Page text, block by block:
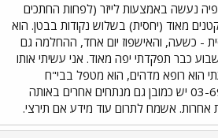
נעשה באמצעות לייזר (לפחות החתכים
מאוד (יחסית) בשלוש נקודות בבטן. הוא
- כשעה, והאישפוז יום אחד, ההחלמה גם
כבר תפקדתי יפה מאוד. אני עשיתי אותו
הוא רופא מדהים, הוא מטפל בבי"ח
איכילוב: 03-6973965 יש כמובן גם מנתחים אחרים באותה
אחרות. אשמח לתרום עוד מידע אם תירצי.